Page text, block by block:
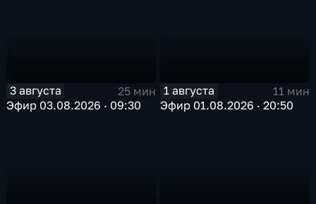
3 августа
25 мин
Эфир 03.08.2026 · 09:30
1 августа
11 мин
Эфир 01.08.2026 · 20:50